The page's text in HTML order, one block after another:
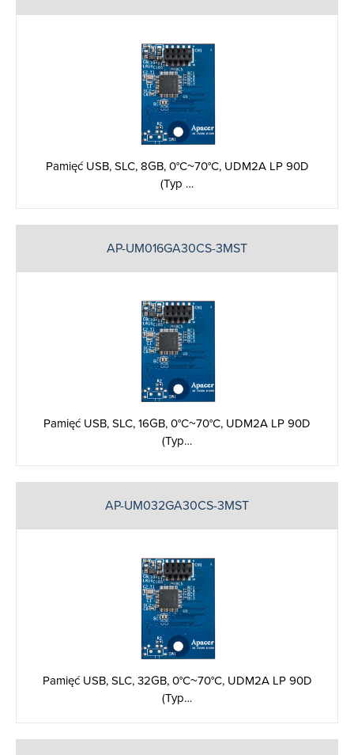
Pamięć USB, SLC, 8GB, 0°C~70°C, UDM2A LP 90D
(Typ …
AP-UM016GA30CS-3MST
Pamięć USB, SLC, 16GB, 0°C~70°C, UDM2A LP 90D
(Typ…
AP-UM032GA30CS-3MST
Pamięć USB, SLC, 32GB, 0°C~70°C, UDM2A LP 90D
(Typ…